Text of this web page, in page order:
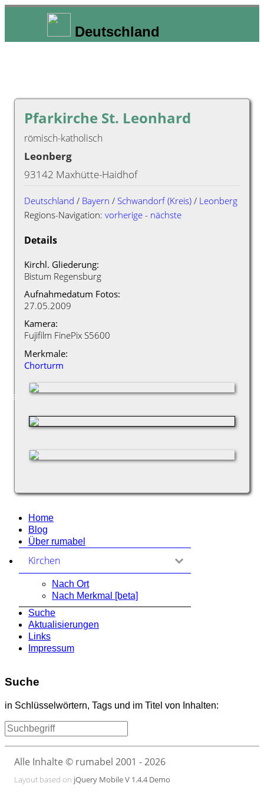
Deutschland
Pfarkirche St. Leonhard
römisch-katholisch
Leonberg
93142 Maxhütte-Haidhof
Deutschland / Bayern / Schwandorf (Kreis) / Leonberg
Regions-Navigation: vorherige - nächste
Details
Kirchl. Gliederung:
Bistum Regensburg
Aufnahmedatum Fotos:
27.05.2009
Kamera:
Fujifilm FinePix S5600
Merkmale:
Chorturm
Home
Blog
Über rumabel
Kirchen
Nach Ort
Nach Merkmal [beta]
Suche
Aktualisierungen
Links
Impressum
Suche
in Schlüsselwörtern, Tags und im Titel von Inhalten:
Alle Inhalte © rumabel 2001 - 2026
Layout based on jQuery Mobile V 1.4.4 Demo